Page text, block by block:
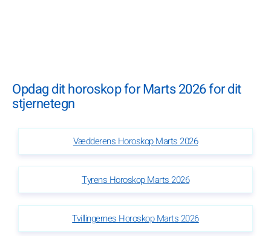
Opdag dit horoskop for Marts 2026 for dit
stjernetegn
Vædderens Horoskop Marts 2026
Tyrens Horoskop Marts 2026
Tvillingernes Horoskop Marts 2026